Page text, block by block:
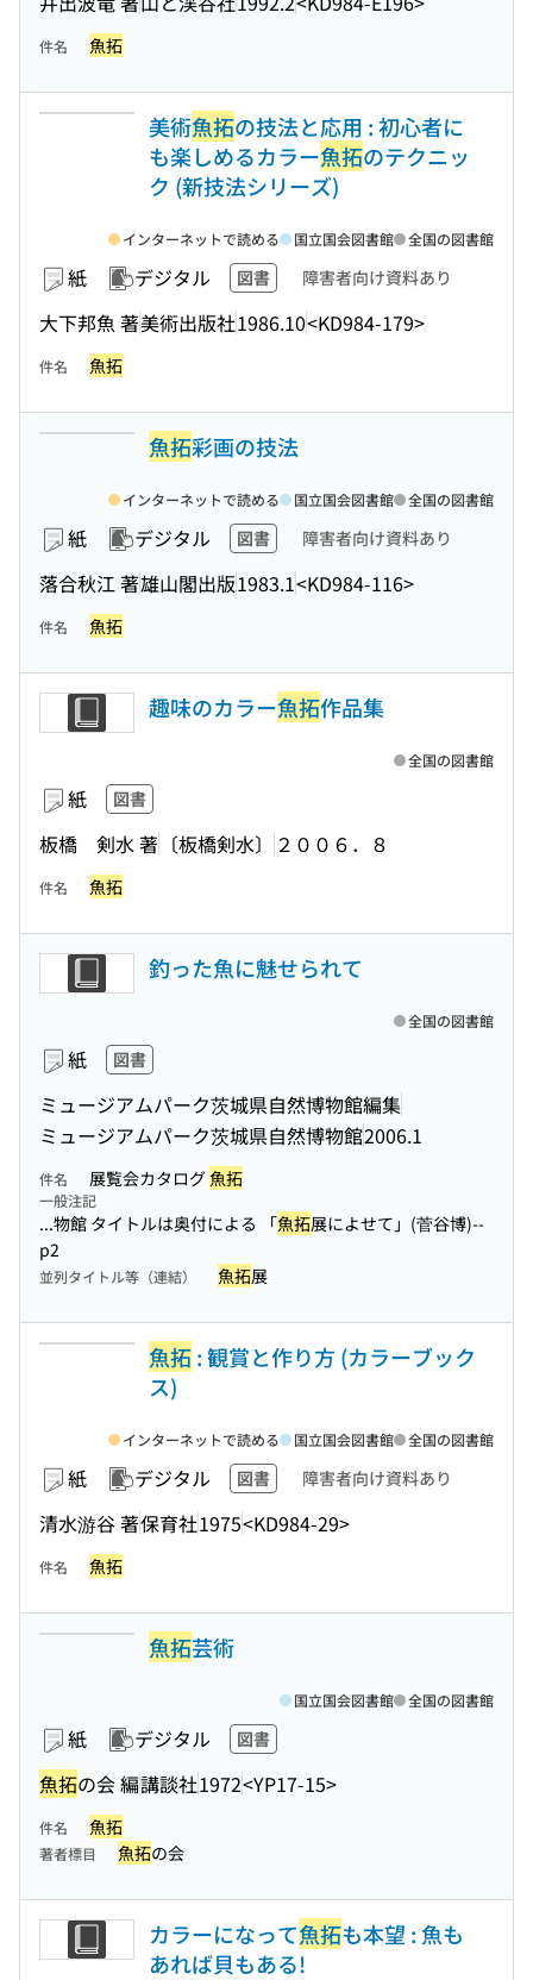
件名 魚拓
美術魚拓の技法と応用 : 初心者に
も楽しめるカラー魚拓のテクニッ
ク (新技法シリーズ)
紙 デジタル 図書 障害者向け資料あり
大下邦魚 著美術出版社1986.10<KD984-179>
インターネットで読める 国立国会図書館 全国の図書館
件名 魚拓
魚拓彩画の技法
紙 デジタル 図書 障害者向け資料あり
落合秋江 著雄山閣出版1983.1<KD984-116>
インターネットで読める 国立国会図書館 全国の図書館
件名 魚拓
趣味のカラー魚拓作品集
紙 図書
板橋 剣水 著 〔板橋剣水〕 ２００６．８
全国の図書館
件名 魚拓
釣った魚に魅せられて
紙 図書
ミュージアムパーク茨城県自然博物館編集
ミュージアムパーク茨城県自然博物館2006.1
全国の図書館
件名 展覧会カタログ魚拓
一般注記
...物館 タイトルは奥付による 「魚拓展によせて」(菅谷博)--
p2
並列タイトル等（連結） 魚拓展
魚拓: 観賞と作り方 (カラーブック
ス)
紙 デジタル 図書 障害者向け資料あり
清水游谷 著保育社1975<KD984-29>
インターネットで読める 国立国会図書館 全国の図書館
件名 魚拓
魚拓芸術
紙 デジタル 図書
魚拓の会 編講談社1972<YP17-15>
国立国会図書館 全国の図書館
件名 魚拓
著者標目 魚拓の会
カラーになって魚拓も本望 : 魚も
あれば貝もある!